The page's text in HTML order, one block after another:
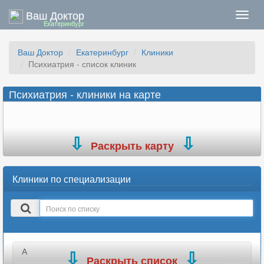
Ваш Доктор
Екатеринбург
Ваш Доктор Екатеринбург
Клиники
Психиатрия - список клиник
Психиатрия - клиники на карте
Раскрыть карту
Клиники по специализации
Поиск
в
А
Раскрыть список